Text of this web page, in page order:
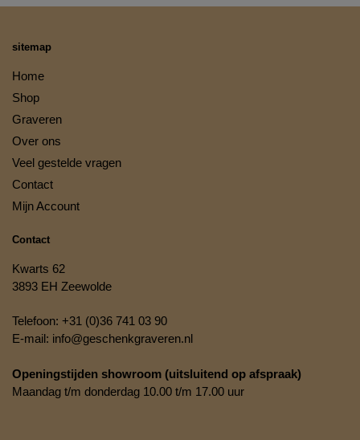
sitemap
Home
Shop
Graveren
Over ons
Veel gestelde vragen
Contact
Mijn Account
Contact
Kwarts 62
3893 EH Zeewolde
Telefoon: +31 (0)36 741 03 90
E-mail: info@geschenkgraveren.nl
Openingstijden showroom (uitsluitend op afspraak)
Maandag t/m donderdag 10.00 t/m 17.00 uur